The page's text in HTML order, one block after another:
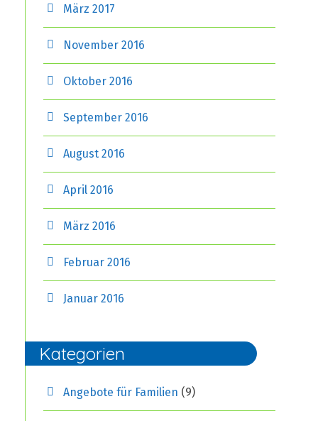
März 2017
November 2016
Oktober 2016
September 2016
August 2016
April 2016
März 2016
Februar 2016
Januar 2016
Kategorien
Angebote für Familien (9)